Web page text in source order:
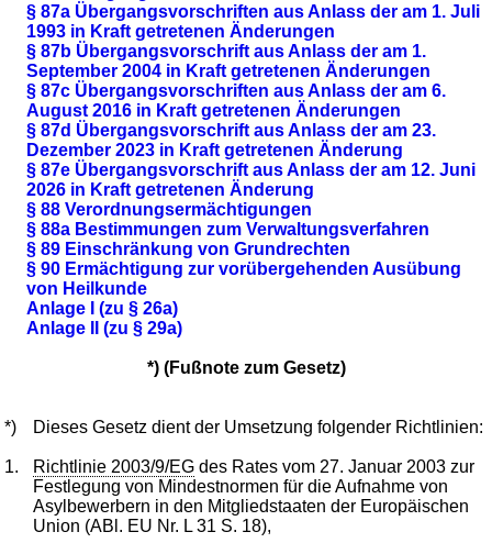
§ 87a Übergangsvorschriften aus Anlass der am 1. Juli
1993 in Kraft getretenen Änderungen
§ 87b Übergangsvorschrift aus Anlass der am 1.
September 2004 in Kraft getretenen Änderungen
§ 87c Übergangsvorschriften aus Anlass der am 6.
August 2016 in Kraft getretenen Änderungen
§ 87d Übergangsvorschrift aus Anlass der am 23.
Dezember 2023 in Kraft getretenen Änderung
§ 87e Übergangsvorschrift aus Anlass der am 12. Juni
2026 in Kraft getretenen Änderung
§ 88 Verordnungsermächtigungen
§ 88a Bestimmungen zum Verwaltungsverfahren
§ 89 Einschränkung von Grundrechten
§ 90 Ermächtigung zur vorübergehenden Ausübung
von Heilkunde
Anlage I (zu § 26a)
Anlage II (zu § 29a)
*) (Fußnote zum Gesetz)
*) Dieses Gesetz dient der Umsetzung folgender Richtlinien:
1. Richtlinie 2003/9/EG des Rates vom 27. Januar 2003 zur
Festlegung von Mindestnormen für die Aufnahme von
Asylbewerbern in den Mitgliedstaaten der Europäischen
Union (ABl. EU Nr. L 31 S. 18),